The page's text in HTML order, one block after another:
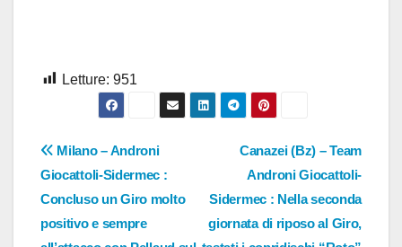
Letture: 951
Navigazione
articoli
Canazei (Bz) – Team
Androni Giocattoli-
Sidermec : Nella seconda
giornata di riposo al Giro,
Milano – Androni
Giocattoli-Sidermec :
Concluso un Giro molto
positivo e sempre